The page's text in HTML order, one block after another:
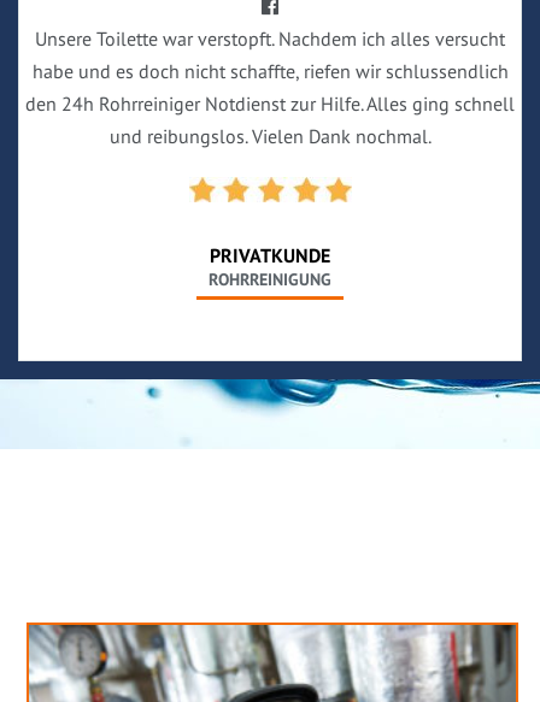
Unsere Toilette war verstopft. Nachdem ich alles versucht
habe und es doch nicht schaffte, riefen wir schlussendlich
den 24h Rohrreiniger Notdienst zur Hilfe. Alles ging schnell
und reibungslos. Vielen Dank nochmal.
PRIVATKUNDE
ROHRREINIGUNG